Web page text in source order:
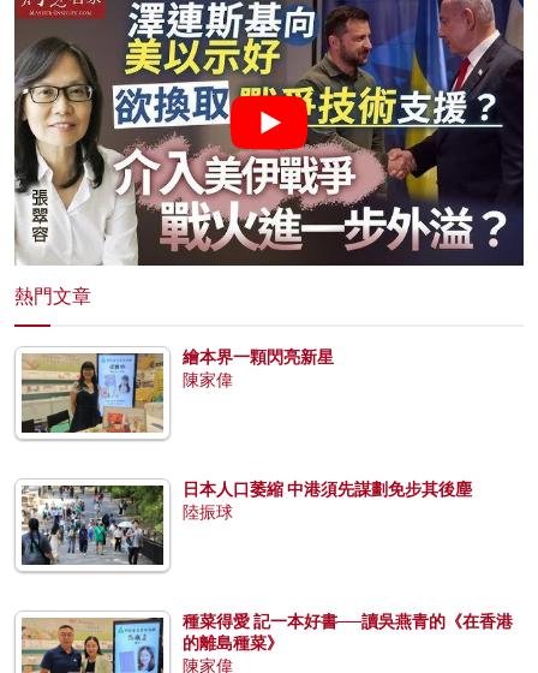
熱門文章
繪本界一顆閃亮新星
陳家偉
日本人口萎縮 中港須先謀劃免步其後塵
陸振球
種菜得愛 記一本好書──讀吳燕青的《在香港
的離島種菜》
陳家偉